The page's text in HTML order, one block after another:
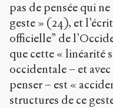
pas de pensée qui
geste » (24), et
officielle” de
que cette « linéarité
occidentale – et
penser – est «
structures de ce